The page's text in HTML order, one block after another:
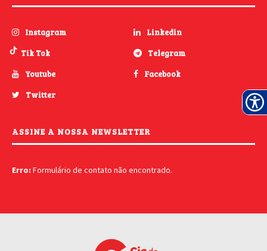
Instagram
Linkedin
Tik Tok
Telegram
Youtube
Facebook
Twitter
ASSINE A NOSSA NEWSLETTER
Erro: Formulário de contato não encontrado.